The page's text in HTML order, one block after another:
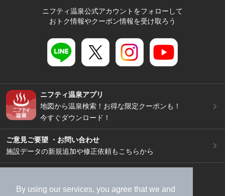
By using our services, you agree that we and
ニフティ温泉公式アカウントをフォローして
おトク情報やクーポン情報を受け取ろう
ニフティ温泉アプリ
地図から温泉検索！お得な限定クーポンも！
今すぐダウンロード！
ご意見ご要望 ・お問い合わせ
施設データの新規追加や修正依頼もこちらから
加盟店募集（資料請求）
広告出稿のご案内